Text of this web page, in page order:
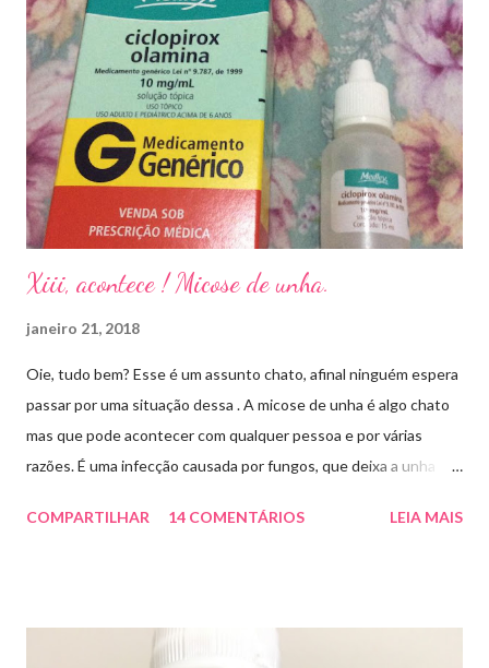
Xiii, acontece ! Micose de unha.
janeiro 21, 2018
Oie, tudo bem? Esse é um assunto chato, afinal ninguém espera
passar por uma situação dessa . A micose de unha é algo chato
mas que pode acontecer com qualquer pessoa e por várias
razões. É uma infecção causada por fungos, que deixa a unha
descolar da pele. As causas mais comuns dessas micoses é por
micose de unha é feito com esmaltes antifúngicos ou remédios
COMPARTILHAR 14 COMENTÁRIOS LEIA MAIS